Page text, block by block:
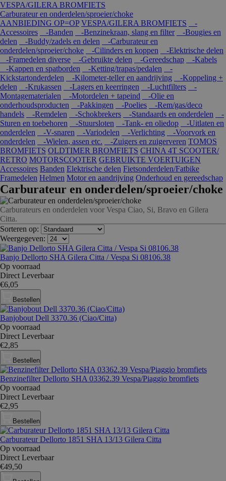
VESPA/GILERA BROMFIETS
Carburateur en onderdelen/sproeier/choke
AANBIEDING OP=OP VESPA/GILERA BROMFIETS
-
Accessoires
-Banden -Benzinekraan, slang en filter
-Bougies en
delen
-Buddy/zadels en delen
-Carburateur en
onderdelen/sproeier/choke
-Cilinders en koppen
-Elektrische delen
-Framedelen diverse
-Gebruikte delen -Gereedschap
-Kabels
-Kappen en spatborden
-Ketting/trapas/pedalen
-
Kickstartonderdelen
-Kilometer-teller en aandrijving
-Koppeling +
delen
-Krukassen -Lagers en keerringen -Luchtfilters
-
Montagematerialen
-Motordelen + tapeind
-Olie en
onderhoudsproducten
-Pakkingen -Poelies
-Rem/gas/deco
handels
-Remdelen -Schokbrekers -Standaards en onderdelen
-
Sturen en toebehoren
-Stuursloten -Tank- en oliedop
-Uitlaten en
onderdelen
-V-snaren -Variodelen -Verlichting
-Voorvork en
onderdelen
-Wielen, assen etc. -Zuigers en zuigerveren TOMOS
BROMFIETS OLDTIMER BROMFIETS CHINA 4T SCOOTER/
RETRO MOTORSCOOTER GEBRUIKTE VOERTUIGEN
Accessoires Banden Elektrische delen Fietsonderdelen/Fatbike
Framedelen Helmen Motor en aandrijving Onderhoud en gereedschap
Carburateur en onderdelen/sproeier/choke
Carburateurs en onderdelen voor Vespa Ciao, Si, Bravo en Gilera
Citta.
Sorteren op:
Weergegeven:
Banjo Dellorto SHA Gilera Citta / Vespa Si 08106.38
Op voorraad
Direct Leverbaar
€6,05
Bestellen
Banjobout Dell 3370.36 (Ciao/Citta)
Op voorraad
Direct Leverbaar
€2,85
Bestellen
Benzinefilter Dellorto SHA 03362.39 Vespa/Piaggio bromfiets
Op voorraad
Direct Leverbaar
€2,95
Bestellen
Carburateur Dellorto 1851 SHA 13/13 Gilera Citta
Op voorraad
Direct Leverbaar
€49,50